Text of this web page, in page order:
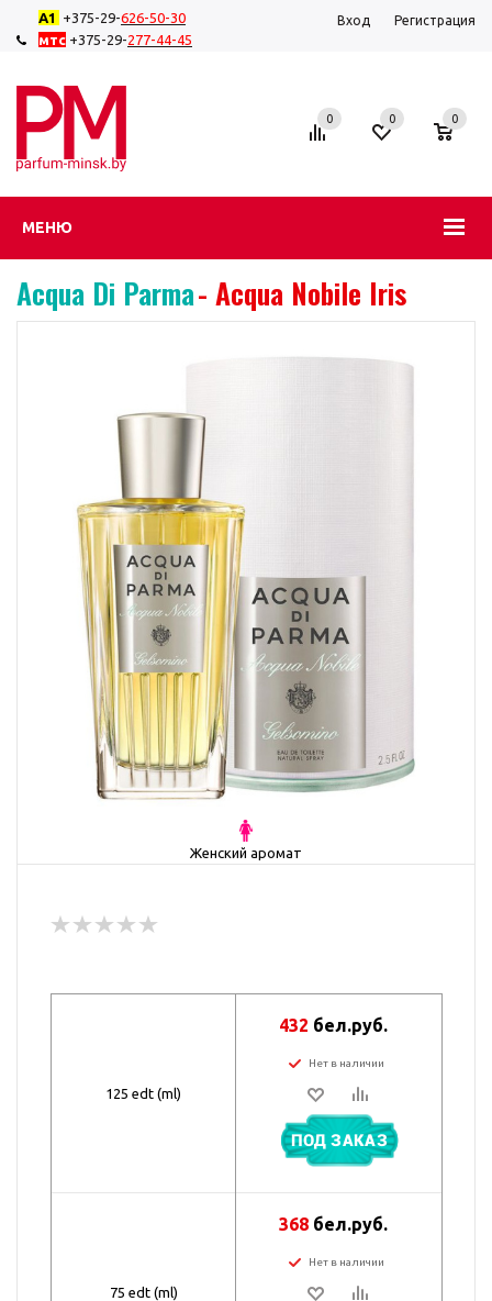
А1 +375-29-626-50-30
мтс +375-29-277-44-45
Вход Регистрация
МЕНЮ
0 0 0
Acqua Di Parma- Acqua Nobile Iris
Женский аромат
125 edt (ml)
432 бел.руб.
Нет в наличии
ПОД ЗАКАЗ
75 edt (ml)
368 бел.руб.
Нет в наличии